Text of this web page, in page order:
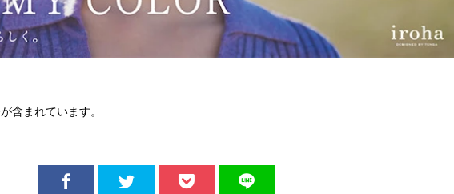
含まれています。